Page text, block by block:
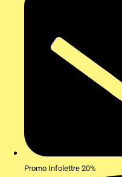
Promo Infolettre 20%